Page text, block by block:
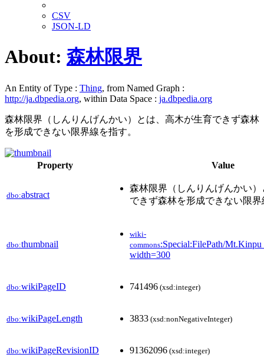
CSV
JSON-LD
About: 森林限界
An Entity of Type : Thing, from Named Graph :
http://ja.dbpedia.org, within Data Space : ja.dbpedia.org
森林限界（しんりんげんかい）とは、高木が生育できず森林
を形成できない限界線を指す。
Property Value
dbo:abstract
森林限界（しんりんげんかい
できず森林を形成できない限
dbo:thumbnail
wiki-
commons:Special:FilePath/
width=300
dbo:wikiPageID 741496 (xsd:integer)
dbo:wikiPageLength 3833 (xsd:nonNegativeInteger)
dbo:wikiPageRevisionID 91362096 (xsd:integer)